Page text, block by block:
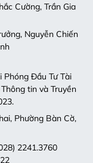
Cường, Trần Gia
Nguyễn Chiến
Phóng Đầu Tư Tài
tin và Truyền
Phường Bàn Cờ,
2241.3760